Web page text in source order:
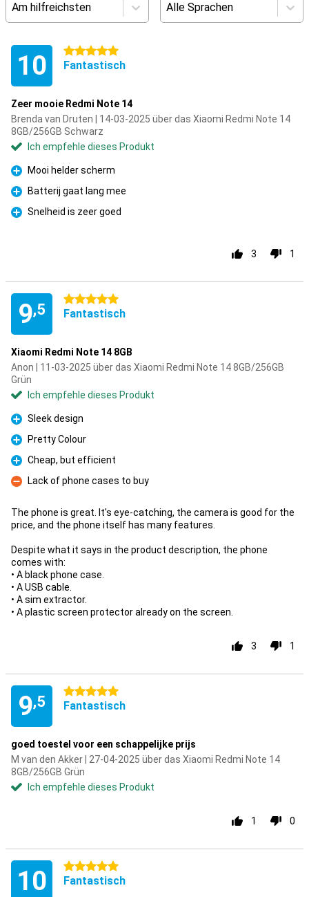
Am hilfreichsten Alle Sprachen
10 5 Sterne
Fantastisch
Zeer mooie Redmi Note 14
Brenda van Druten | 14-03-2025 über das Xiaomi Redmi Note 14
8GB/256GB Schwarz
Ich empfehle dieses Produkt
Pro
Mooi helder scherm
Pro
Batterij gaat lang mee
Pro
Snelheid is zeer goed
3 1
9,5
5 Sterne
Fantastisch
Xiaomi Redmi Note 14 8GB
Anon | 11-03-2025 über das Xiaomi Redmi Note 14 8GB/256GB
Grün
Ich empfehle dieses Produkt
Pro
Sleek design
Pro
Pretty Colour
Pro
Cheap, but efficient
Kontra
Lack of phone cases to buy
The phone is great. It's eye-catching, the camera is good for the
price, and the phone itself has many features.
Despite what it says in the product description, the phone
comes with:
• A black phone case.
• A USB cable.
• A sim extractor.
• A plastic screen protector already on the screen.
3 1
9,5
5 Sterne
Fantastisch
goed toestel voor een schappelijke prijs
M van den Akker | 27-04-2025 über das Xiaomi Redmi Note 14
8GB/256GB Grün
Ich empfehle dieses Produkt
1 0
10 5 Sterne
Fantastisch